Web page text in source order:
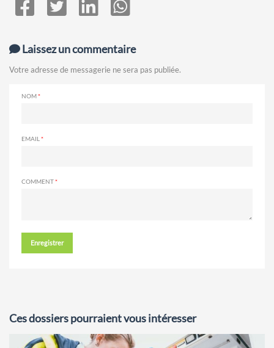
Laissez un commentaire
Votre adresse de messagerie ne sera pas publiée.
NOM
EMAIL
COMMENT
Enregistrer
Ces dossiers pourraient vous intéresser